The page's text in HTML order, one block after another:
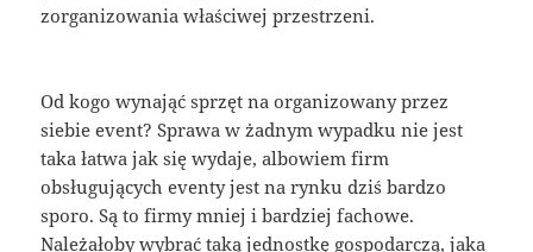
zorganizowania właściwej przestrzeni.
Od kogo wynająć sprzęt na organizowany przez
siebie event? Sprawa w żadnym wypadku nie jest
taka łatwa jak się wydaje, albowiem firm
obsługujących eventy jest na rynku dziś bardzo
sporo. Są to firmy mniej i bardziej fachowe.
Należałoby wybrać taką jednostkę gospodarczą, jaka